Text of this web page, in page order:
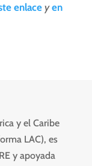
enlace yen
y el Caribe
LAC), es
y apoyada